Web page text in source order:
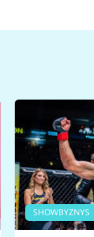
SHOWBYZNYS